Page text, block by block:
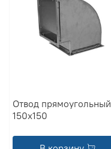
Отвод прямоугольный
150x150